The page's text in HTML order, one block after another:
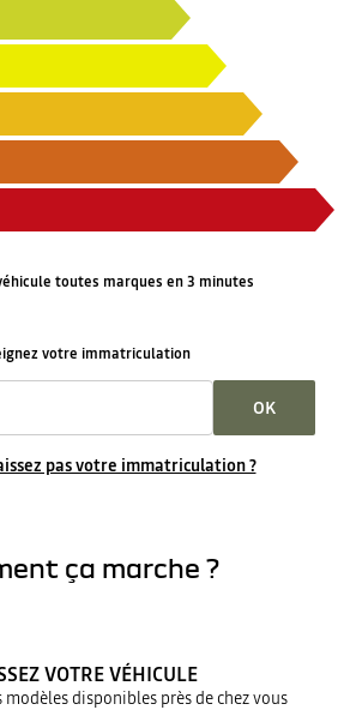
toutes marques en 3 minutes
votre immatriculation
OK
pas votre immatriculation ?
ça marche ?
VOTRE VÉHICULE
modèles disponibles près de chez vous